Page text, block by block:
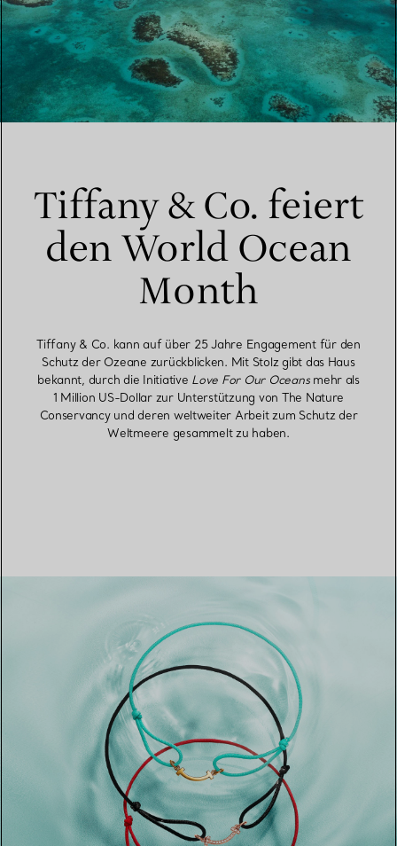
Tiffany & Co. feiert
den World Ocean
Month
Tiffany & Co. kann auf über 25 Jahre Engagement für den
Schutz der Ozeane zurückblicken. Mit Stolz gibt das Haus
bekannt, durch die Initiative Love For Our Oceansmehr als
1 Million US-Dollar zur Unterstützung von The Nature
Conservancy und deren weltweiter Arbeit zum Schutz der
Weltmeere gesammelt zu haben.